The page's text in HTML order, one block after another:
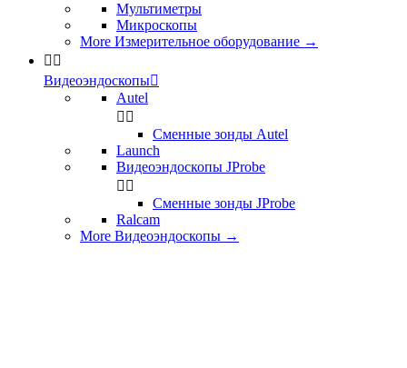
Мультиметры
Микроскопы
More Измерительное оборудование →
 
Видеоэндоскопы
Autel
 
Сменные зонды Autel
Launch
Видеоэндоскопы JProbe
 
Сменные зонды JProbe
Ralcam
More Видеоэндоскопы →